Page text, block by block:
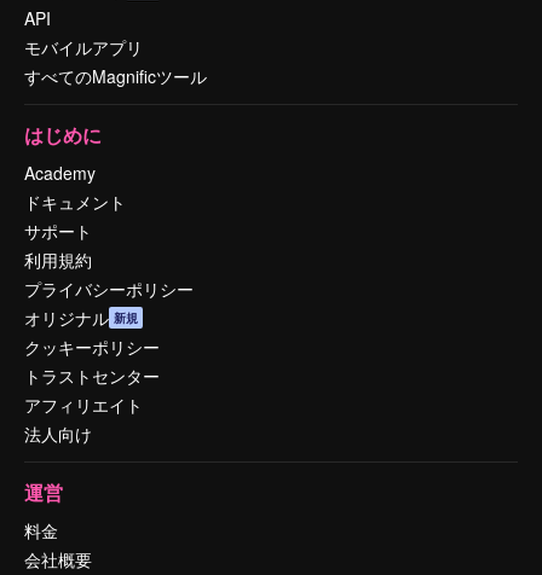
API
モバイルアプリ
すべてのMagnificツール
はじめに
Academy
ドキュメント
サポート
利用規約
プライバシーポリシー
オリジナル 新規
クッキーポリシー
トラストセンター
アフィリエイト
法人向け
運営
料金
会社概要